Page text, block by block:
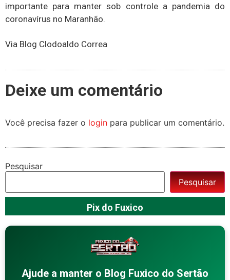
importante para manter sob controle a pandemia do
coronavírus no Maranhão.
Via Blog Clodoaldo Correa
Deixe um comentário
Você precisa fazer o login para publicar um comentário.
Pesquisar
Pesquisar
Pix do Fuxico
Ajude a manter o Blog Fuxico do Sertão